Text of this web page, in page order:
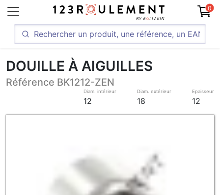
0
DOUILLE À AIGUILLES
Référence BK1212-ZEN
Diam. intérieur
12
Diam. extérieur
18
Epaisseur
12